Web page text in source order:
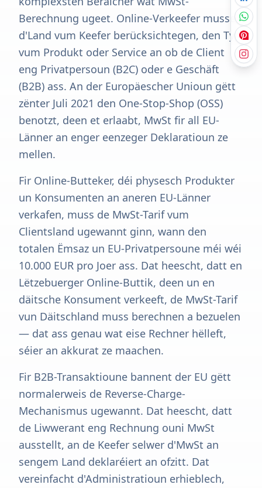
Berechnung ugeet. Online-Verkeefer musse
d'Land vum Keefer berücksichtegen, den Typ
vum Produkt oder Service an ob de Client
eng Privatpersoun (B2C) oder e Geschäft
(B2B) ass. An der Europäescher Unioun gëtt
zënter Juli 2021 den One-Stop-Shop (OSS)
benotzt, deen et erlaabt, MwSt fir all EU-
Länner an enger eenzeger Deklaratioun ze
mellen.
Fir Online-Butteker, déi physesch Produkter
un Konsumenten an aneren EU-Länner
verkafen, muss de MwSt-Tarif vum
Clientsland ugewannt ginn, wann den
totalen Ëmsaz un EU-Privatpersoune méi wéi
10.000 EUR pro Joer ass. Dat heescht, datt en
Lëtzebuerger Online-Buttik, deen un en
däitsche Konsument verkeeft, de MwSt-Tarif
vun Däitschland muss berechnen a bezuelen
— dat ass genau wat eise Rechner hëlleft,
séier an akkurat ze maachen.
Fir B2B-Transaktioune bannent der EU gëtt
normalerweis de Reverse-Charge-
Mechanismus ugewannt. Dat heescht, datt
de Liwwerant eng Rechnung ouni MwSt
ausstellt, an de Keefer selwer d'MwSt an
sengem Land deklaréiert an ofzitt. Dat
vereinfacht d'Administratioun erhieblech,